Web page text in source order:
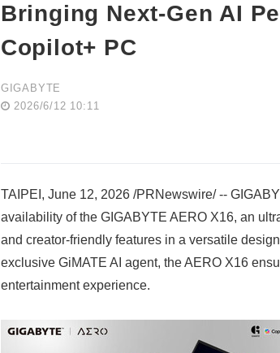
Bringing Next-Gen AI
Copilot+ PC
GIGABYTE
2026/6/12 10:11
TAIPEI, June 12, 2026 /PRNewswire/ --
availability of the GIGABYTE AERO X16, an
and creator-friendly features in a versatile
exclusive GiMATE AI agent, the AERO X16
entertainment experience.